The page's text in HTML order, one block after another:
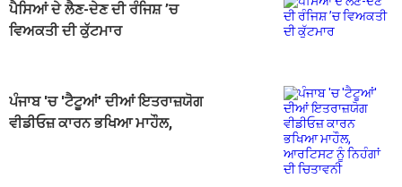
ਪੈਸਿਆਂ ਦੇ ਲੈਣ-ਦੇਣ ਦੀ ਰੰਜਿਸ਼ ’ਚ
ਵਿਅਕਤੀ ਦੀ ਕੁੱਟਮਾਰ
ਪੰਜਾਬ 'ਚ 'ਟੈਟੂਆਂ' ਦੀਆਂ ਇਤਰਾਜ਼ਯੋਗ
ਵੀਡੀਓਜ਼ ਕਾਰਨ ਭਖਿਆ ਮਾਹੌਲ,